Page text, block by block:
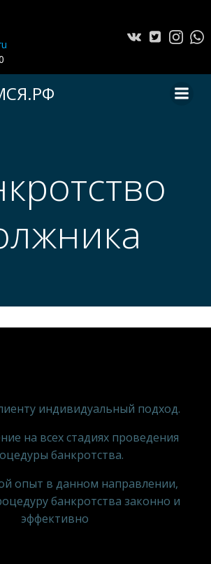
индивидуальный подход.
на всех стадиях проведения
банкротства.
опыт в данном направлении,
банкротства законно и
эффективно